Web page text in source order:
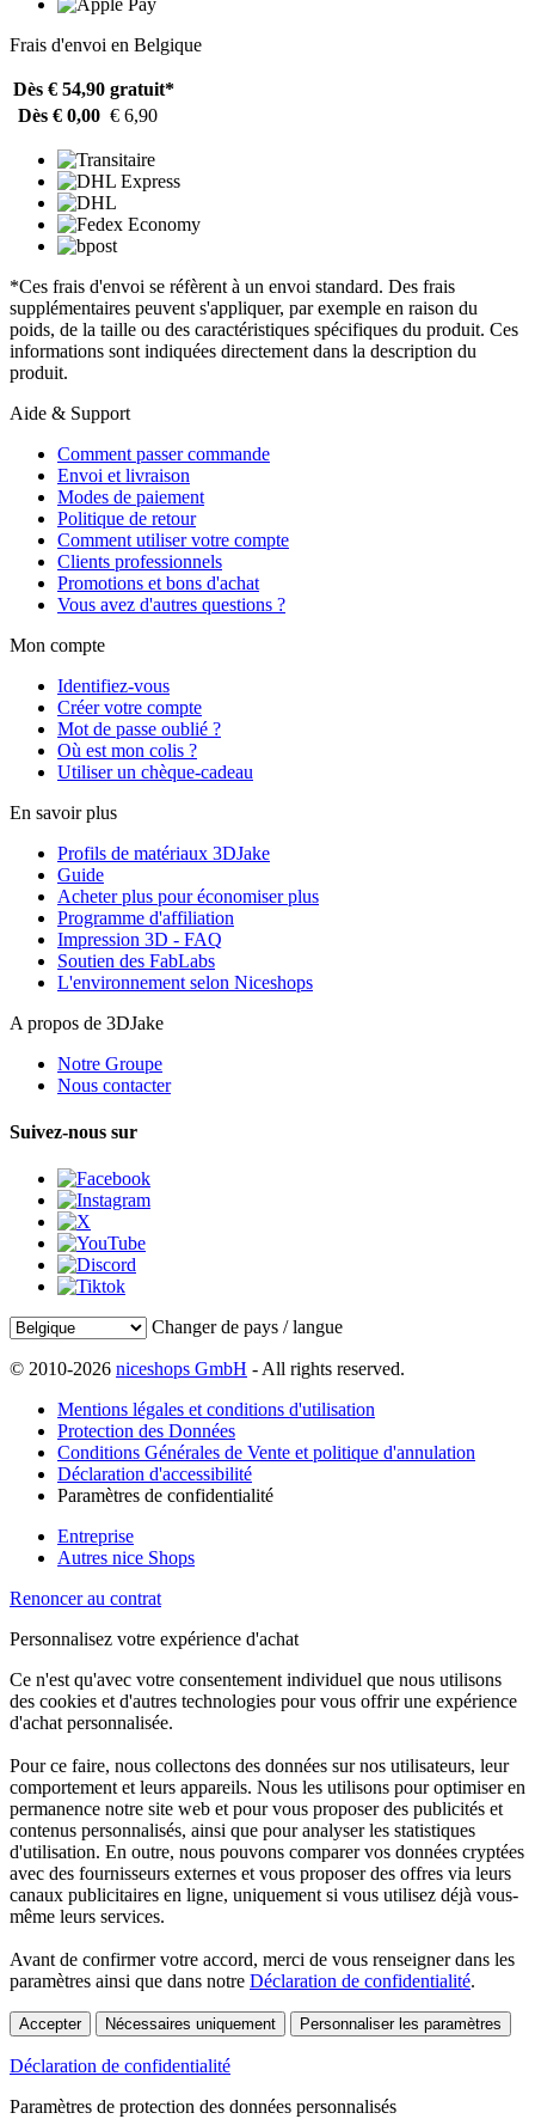
Frais d'envoi en Belgique
Dès € 54,90 gratuit*
Dès € 0,00 € 6,90
*Ces frais d'envoi se réfèrent à un envoi standard. Des frais
supplémentaires peuvent s'appliquer, par exemple en raison du
poids, de la taille ou des caractéristiques spécifiques du produit. Ces
informations sont indiquées directement dans la description du
produit.
Aide & Support
Comment passer commande
Envoi et livraison
Modes de paiement
Politique de retour
Comment utiliser votre compte
Clients professionnels
Promotions et bons d'achat
Vous avez d'autres questions ?
Mon compte
Identifiez-vous
Créer votre compte
Mot de passe oublié ?
Où est mon colis ?
Utiliser un chèque-cadeau
En savoir plus
Profils de matériaux 3DJake
Guide
Acheter plus pour économiser plus
Programme d'affiliation
Impression 3D - FAQ
Soutien des FabLabs
L'environnement selon Niceshops
A propos de 3DJake
Notre Groupe
Nous contacter
Suivez-nous sur
Changer de pays / langue
© 2010-2026 niceshops GmbH - All rights reserved.
Mentions légales et conditions d'utilisation
Protection des Données
Conditions Générales de Vente et politique d'annulation
Déclaration d'accessibilité
Paramètres de confidentialité
Entreprise
Autres nice Shops
Renoncer au contrat
Personnalisez votre expérience d'achat
Ce n'est qu'avec votre consentement individuel que nous utilisons
des cookies et d'autres technologies pour vous offrir une expérience
d'achat personnalisée.
Pour ce faire, nous collectons des données sur nos utilisateurs, leur
comportement et leurs appareils. Nous les utilisons pour optimiser en
permanence notre site web et pour vous proposer des publicités et
contenus personnalisés, ainsi que pour analyser les statistiques
d'utilisation. En outre, nous pouvons comparer vos données cryptées
avec des fournisseurs externes et vous proposer des offres via leurs
canaux publicitaires en ligne, uniquement si vous utilisez déjà vous-
même leurs services.
Avant de confirmer votre accord, merci de vous renseigner dans les
paramètres ainsi que dans notre Déclaration de confidentialité.
Accepter Nécessaires uniquement Personnaliser les paramètres
Déclaration de confidentialité
Paramètres de protection des données personnalisés